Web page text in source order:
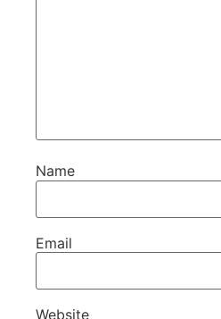
Name
Email
Website